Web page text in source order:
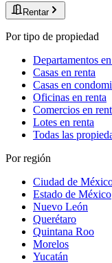
Rentar
Por tipo de propiedad
Departamentos
Casas en renta
Casas en
Oficinas en renta
Comercios en
Lotes en renta
Todas las
Por región
Ciudad de
Estado de México
Nuevo León
Querétaro
Quintana Roo
Morelos
Yucatán